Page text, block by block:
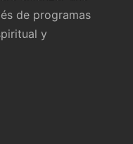
de programas
y